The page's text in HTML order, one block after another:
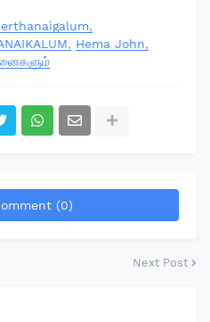
Hema John
(0)
Next Post